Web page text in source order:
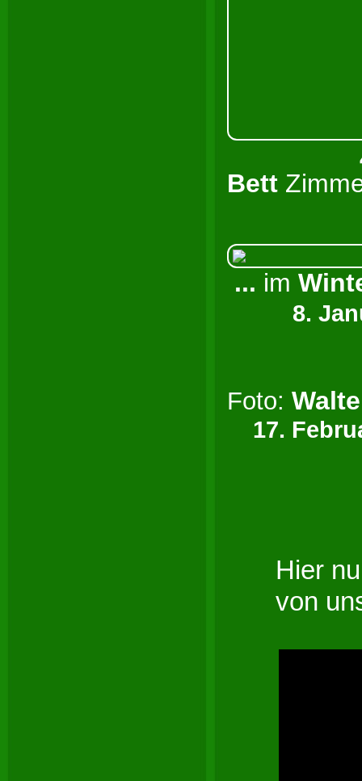
Bett
... im
8.
Foto:
17.
Hier
von